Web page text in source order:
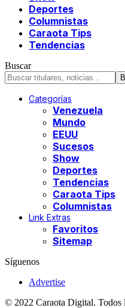
Deportes
Columnistas
Caraota Tips
Tendencias
Buscar
Categorías
Venezuela
Mundo
EEUU
Sucesos
Show
Deportes
Tendencias
Caraota Tips
Columnistas
Link Extras
Favoritos
Sitemap
Síguenos
Advertise
© 2022 Caraota Digital. Todos